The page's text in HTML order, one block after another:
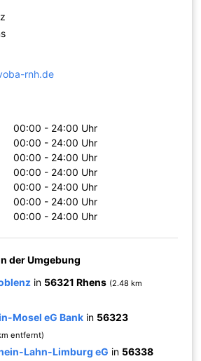
rnh.de
00:00 - 24:00 Uhr
00:00 - 24:00 Uhr
00:00 - 24:00 Uhr
00:00 - 24:00 Uhr
00:00 - 24:00 Uhr
00:00 - 24:00 Uhr
00:00 - 24:00 Uhr
der Umgebung
in 56321 Rhens (2.48 km
Mosel eG Bank in 56323
entfernt)
Lahn-Limburg eG in 56338